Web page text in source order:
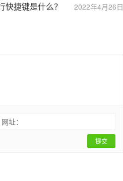
2022年4月26日
快捷键是什么？
网址：
提交